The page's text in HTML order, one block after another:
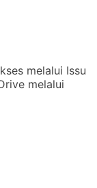
melalui Issu
melalui